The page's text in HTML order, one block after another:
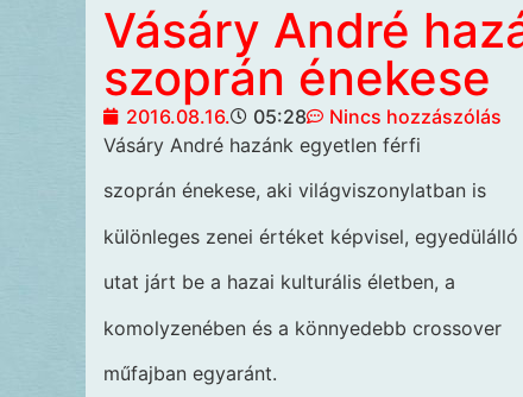
Vásáry André
szoprán énekese
2016.08.16. 05:28
Nincs hozzászólás
Vásáry André hazánk egyetlen férfi
szoprán énekese, aki világviszonylatban is
különleges zenei értéket képvisel, egyedülálló
utat járt be a hazai kulturális életben, a
komolyzenében és a könnyedebb crossover
műfajban egyaránt.